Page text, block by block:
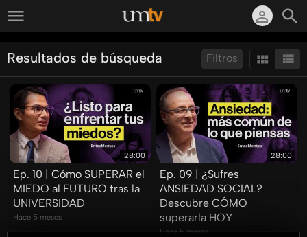
Filtros
Resultados de búsqueda
Ordenar por:
Mostrar:
Resultados/Pág.:
28:00
Ep. 10 | Cómo SUPERAR el
MIEDO al FUTURO tras la
UNIVERSIDAD
Hace 5 meses
28:00
Ep. 09 | ¿Sufres
ANSIEDAD SOCIAL?
Descubre CÓMO
superarla HOY
Hace 5 meses